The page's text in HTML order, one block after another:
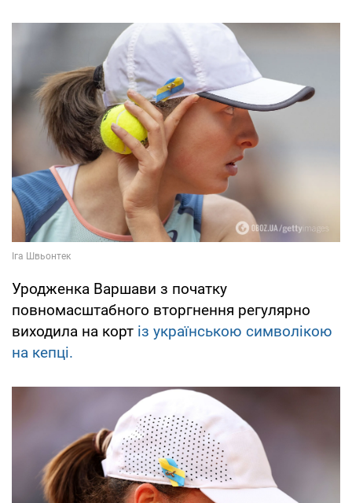
Уродженка Варшави з початку
повномасштабного вторгнення регулярно
виходила на корт із українською символікою
на кепці.